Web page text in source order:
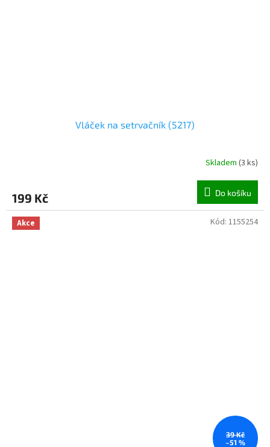
Vláček na setrvačník (5217)
Skladem (3 ks)
199 Kč Do košíku
Akce
39 Kč
–51 %
Kód: 1155254